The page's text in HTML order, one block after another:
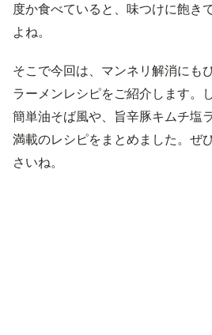
度か食べていると、味つけに飽き
よね。
そこで今回は、マンネリ解消にも
ラーメンレシピをご紹介します。
簡単油そば風や、旨辛豚キムチ塩
満載のレシピをまとめました。ぜ
さいね。